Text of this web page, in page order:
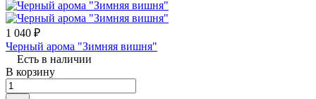
1 040 ₽
Черный арома "Зимняя вишня"
Есть в наличии
В корзину